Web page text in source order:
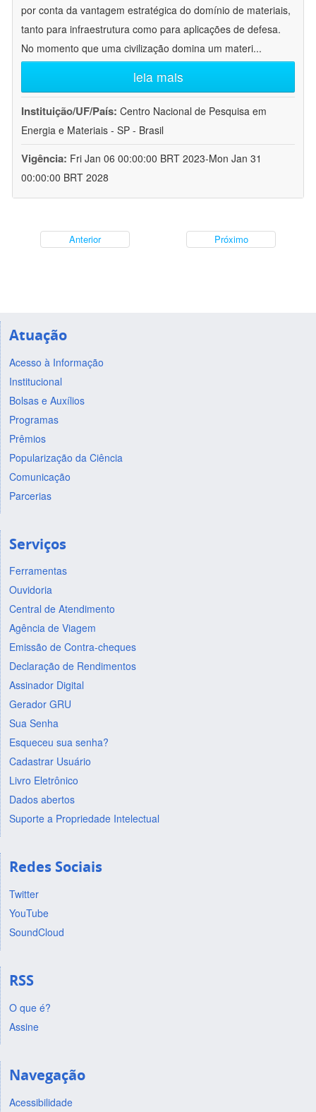
por conta da vantagem estratégica do domínio de materiais,
tanto para infraestrutura como para aplicações de defesa.
No momento que uma civilização domina um materi...
leia mais
Instituição/UF/País: Centro Nacional de Pesquisa em
Energia e Materiais - SP - Brasil
Vigência: Fri Jan 06 00:00:00 BRT 2023-Mon Jan 31
00:00:00 BRT 2028
Anterior Próximo
Atuação
Acesso à Informação
Institucional
Bolsas e Auxílios
Programas
Prêmios
Popularização da Ciência
Comunicação
Parcerias
Serviços
Ferramentas
Ouvidoria
Central de Atendimento
Agência de Viagem
Emissão de Contra-cheques
Declaração de Rendimentos
Assinador Digital
Gerador GRU
Sua Senha
Esqueceu sua senha?
Cadastrar Usuário
Livro Eletrônico
Dados abertos
Suporte a Propriedade Intelectual
Redes Sociais
Twitter
YouTube
SoundCloud
RSS
O que é?
Assine
Navegação
Acessibilidade